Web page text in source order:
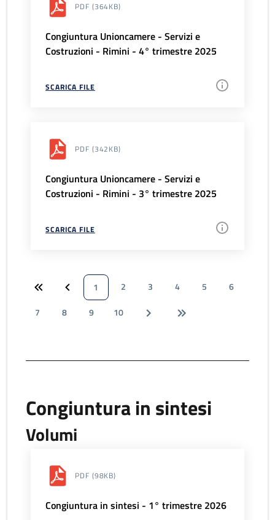
PDF (364KB)
Congiuntura Unioncamere - Servizi e
Costruzioni - Rimini - 4° trimestre 2025
SCARICA FILE
PDF (342KB)
Congiuntura Unioncamere - Servizi e
Costruzioni - Rimini - 3° trimestre 2025
SCARICA FILE
1 2 3 4 5
6
7
8 9 10
Congiuntura in sintesi
Volumi
PDF (98KB)
Congiuntura in sintesi - 1° trimestre 2026